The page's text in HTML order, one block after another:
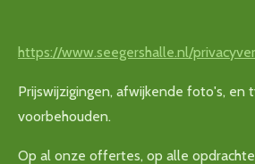
https://www.seegershalle.nl/
Prijswijzigingen, afwijkende foto's, en
voorbehouden.
Op al onze offertes, op alle